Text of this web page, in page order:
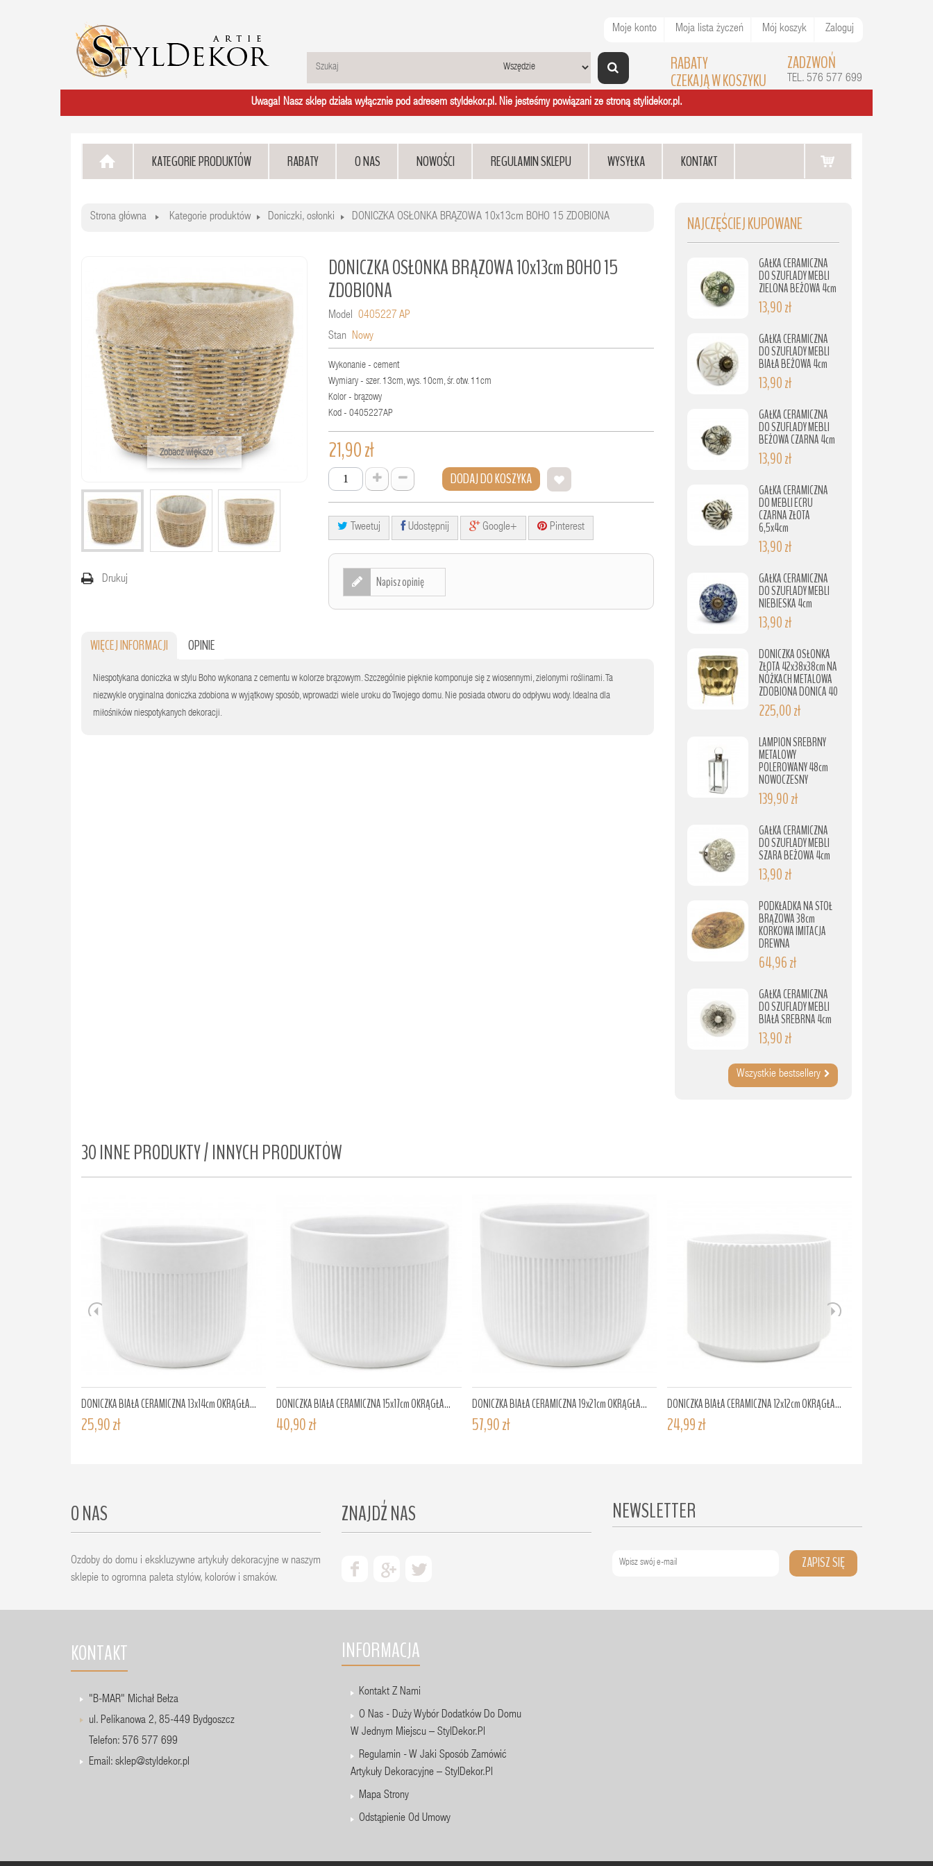
Moje konto Moja lista życzeń Mój koszyk Zaloguj
ZADZWOŃ
TEL. 576 577 699
RABATY
CZEKAJĄ W KOSZYKU
Uwaga! Nasz sklep działa wyłącznie pod adresem styldekor.pl. Nie jesteśmy powiązani ze stroną stylidekor.pl.
KATEGORIE PRODUKTÓW RABATY O NAS NOWOŚCI REGULAMIN SKLEPU WYSYŁKA KONTAKT
Strona główna Kategorie produktów Doniczki, osłonki DONICZKA OSŁONKA BRĄZOWA 10x13cm BOHO 15 ZDOBIONA
Zobacz większe
Drukuj
DONICZKA OSŁONKA BRĄZOWA 10x13cm BOHO 15
ZDOBIONA
Model 0405227 AP
Stan Nowy
Wykonanie - cement
Wymiary - szer. 13cm, wys. 10cm, śr. otw. 11cm
Kolor - brązowy
Kod - 0405227AP
21,90 zł
DODAJ DO KOSZYKA
Tweetuj Udostępnij Google+ Pinterest
Napisz opinię
WIĘCEJ INFORMACJI OPINIE
Niespotykana doniczka w stylu Boho wykonana z cementu w kolorze brązowym. Szczególnie pięknie komponuje się z wiosennymi, zielonymi roślinami. Ta
niezwykle oryginalna doniczka zdobiona w wyjątkowy sposób, wprowadzi wiele uroku do Twojego domu. Nie posiada otworu do odpływu wody. Idealna dla
miłośników niespotykanych dekoracji.
NAJCZĘŚCIEJ KUPOWANE
GAŁKA CERAMICZNA
DO SZUFLADY MEBLI
ZIELONA BEŻOWA 4cm
13,90 zł
GAŁKA CERAMICZNA
DO SZUFLADY MEBLI
BIAŁA BEŻOWA 4cm
13,90 zł
GAŁKA CERAMICZNA
DO SZUFLADY MEBLI
BEŻOWA CZARNA 4cm
13,90 zł
GAŁKA CERAMICZNA
DO MEBLI ECRU
CZARNA ZŁOTA
6,5x4cm
13,90 zł
GAŁKA CERAMICZNA
DO SZUFLADY MEBLI
NIEBIESKA 4cm
13,90 zł
DONICZKA OSŁONKA
ZŁOTA 42x38x38cm NA
NÓŻKACH METALOWA
ZDOBIONA DONICA 40
225,00 zł
LAMPION SREBRNY
METALOWY
POLEROWANY 48cm
NOWOCZESNY
139,90 zł
GAŁKA CERAMICZNA
DO SZUFLADY MEBLI
SZARA BEŻOWA 4cm
13,90 zł
PODKŁADKA NA STÓŁ
BRĄZOWA 38cm
KORKOWA IMITACJA
DREWNA
64,96 zł
GAŁKA CERAMICZNA
DO SZUFLADY MEBLI
BIAŁA SREBRNA 4cm
13,90 zł
Wszystkie bestsellery
30 INNE PRODUKTY / INNYCH PRODUKTÓW
DONICZKA BIAŁA CERAMICZNA 13x14cm OKRĄGŁA...
25,90 zł
DONICZKA BIAŁA CERAMICZNA 15x17cm OKRĄGŁA...
40,90 zł
DONICZKA BIAŁA CERAMICZNA 19x21cm OKRĄGŁA...
57,90 zł
DONICZKA BIAŁA CERAMICZNA 12x12cm OKRĄGŁA...
24,99 zł
O NAS
Ozdoby do domu i ekskluzywne artykuły dekoracyjne w naszym
sklepie to ogromna paleta stylów, kolorów i smaków.
ZNAJDŹ NAS NEWSLETTER
ZAPISZ SIĘ
KONTAKT
"B-MAR" Michał Bełza
ul. Pelikanowa 2, 85-449 Bydgoszcz
Telefon: 576 577 699
Email: sklep@styldekor.pl
INFORMACJA
Kontakt Z Nami
O Nas - Duży Wybór Dodatków Do Domu
W Jednym Miejscu – StylDekor.pl
Regulamin - W Jaki Sposób Zamówić
Artykuły Dekoracyjne – StylDekor.pl
Mapa Strony
Odstąpienie Od Umowy